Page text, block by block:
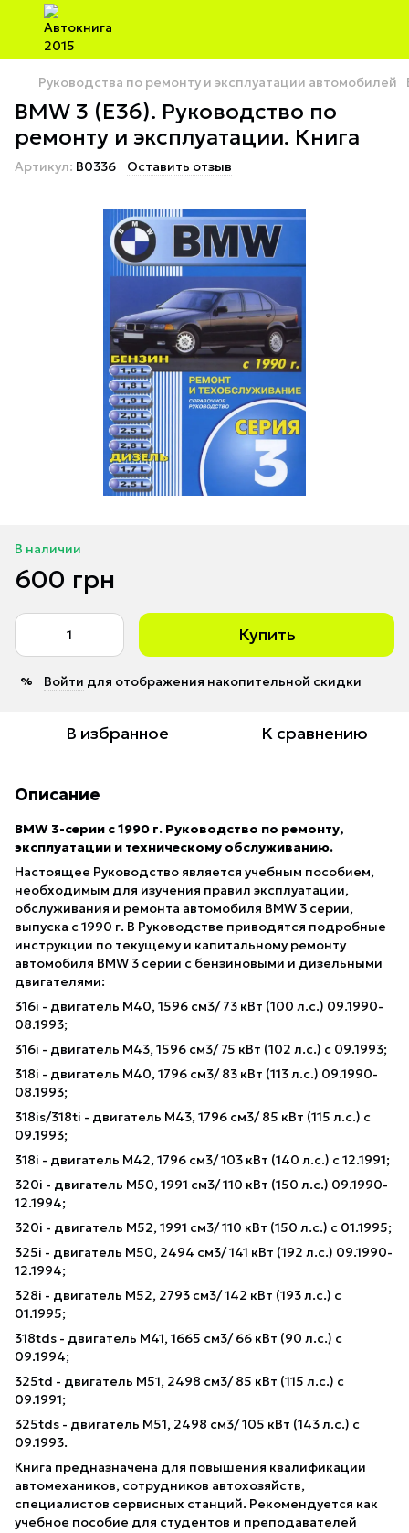
Руководства по ремонту и эксплуатации автомобилей
BMW 3 (E36). Руководство по
ремонту и эксплуатации. Книга
Артикул: B0336 Оставить отзыв
В наличии
600 грн
Купить
% Войти для отображения накопительной скидки
В избранное К сравнению
Описание
BMW 3-серии с 1990 г. Руководство по ремонту,
эксплуатации и техническому обслуживанию.
Настоящее Руководство является учебным пособием,
необходимым для изучения правил эксплуатации,
обслуживания и ремонта автомобиля BMW 3 серии,
выпуска с 1990 г. В Руководстве приводятся подробные
инструкции по текущему и капитальному ремонту
автомобиля BMW 3 серии с бензиновыми и дизельными
двигателями:
316i - двигатель M40, 1596 см3/ 73 кВт (100 л.с.) 09.1990-
08.1993;
316i - двигатель M43, 1596 см3/ 75 кВт (102 л.с.) с 09.1993;
318i - двигатель M40, 1796 см3/ 83 кВт (113 л.с.) 09.1990-
08.1993;
318is/318ti - двигатель M43, 1796 см3/ 85 кВт (115 л.с.) с
09.1993;
318i - двигатель M42, 1796 см3/ 103 кВт (140 л.с.) с 12.1991;
320i - двигатель M50, 1991 см3/ 110 кВт (150 л.с.) 09.1990-
12.1994;
320i - двигатель M52, 1991 см3/ 110 кВт (150 л.с.) с 01.1995;
325i - двигатель M50, 2494 см3/ 141 кВт (192 л.с.) 09.1990-
12.1994;
328i - двигатель M52, 2793 см3/ 142 кВт (193 л.с.) с
01.1995;
318tds - двигатель M41, 1665 см3/ 66 кВт (90 л.с.) с
09.1994;
325td - двигатель M51, 2498 см3/ 85 кВт (115 л.с.) с
09.1991;
325tds - двигатель M51, 2498 см3/ 105 кВт (143 л.с.) с
09.1993.
Книга предназначена для повышения квалификации
автомехаников, сотрудников автохозяйств,
специалистов сервисных станций. Рекомендуется как
учебное пособие для студентов и преподавателей